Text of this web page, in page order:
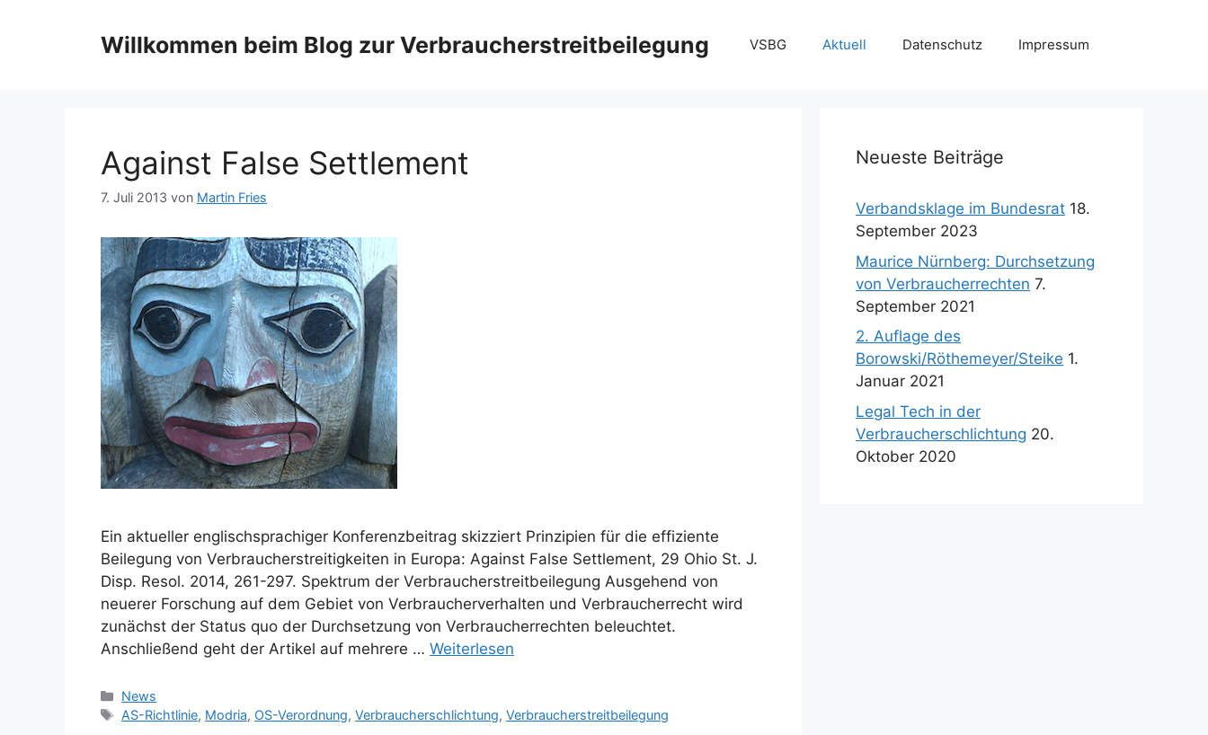
Willkommen beim Blog zur Verbraucherstreitbeilegung VSBG Aktuell Datenschutz Impressum
Against False Settlement
7. Juli 2013 von Martin Fries
Ein aktueller englischsprachiger Konferenzbeitrag skizziert Prinzipien für die effiziente
Beilegung von Verbraucherstreitigkeiten in Europa: Against False Settlement, 29 Ohio St. J.
Disp. Resol. 2014, 261-297. Spektrum der Verbraucherstreitbeilegung Ausgehend von
neuerer Forschung auf dem Gebiet von Verbraucherverhalten und Verbraucherrecht wird
zunächst der Status quo der Durchsetzung von Verbraucherrechten beleuchtet.
Anschließend geht der Artikel auf mehrere … Weiterlesen
Kategorien
News
Schlagwörter
AS-Richtlinie, Modria, OS-Verordnung,Verbraucherschlichtung,Verbraucherstreitbeilegung
Neueste Beiträge
Verbandsklage im Bundesrat 18.
September 2023
Maurice Nürnberg: Durchsetzung
von Verbraucherrechten 7.
September 2021
2. Auflage des
Borowski/Röthemeyer/Steike 1.
Januar 2021
Legal Tech in der
Verbraucherschlichtung 20.
Oktober 2020